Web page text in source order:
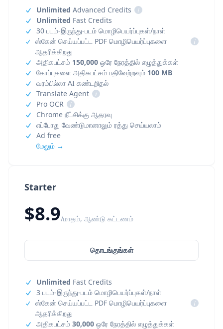
Starter
$8.9/மாதம், ஆண்டு கட்டணம்
தொடங்குங்கள்
Unlimited Fast Credits
3 படம்-இருந்து-படம் மொழிபெயர்ப்புகள்/நாள்
ஸ்கேன் செய்யப்பட்ட PDF மொழிபெயர்ப்புகளை
ஆதரிக்கிறது
i
அதிகபட்சம் 30,000 ஒரே நேரத்தில் எழுத்துக்கள்
Unlimited Advanced Credits
i
Unlimited Fast Credits
30 படம்-இருந்து-படம் மொழிபெயர்ப்புகள்/நாள்
ஸ்கேன் செய்யப்பட்ட PDF மொழிபெயர்ப்புகளை
ஆதரிக்கிறது
i
அதிகபட்சம் 150,000 ஒரே நேரத்தில் எழுத்துக்கள்
கோப்புகளை அதிகபட்சம் பதிவேற்றவும் 100 MB
வரம்பில்லா AI கண்டறிதல்
Translate Agent
i
Pro OCR
i
Chrome நீட்சிக்கு ஆதரவு
எப்போது வேண்டுமானாலும் ரத்து செய்யலாம்
Ad free
மேலும் →